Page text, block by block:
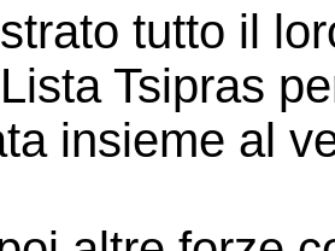
tutto il
Tsipras
insieme al